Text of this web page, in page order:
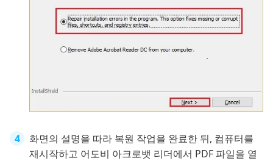
화면의 설명을 따라 복원 작업을 완료한 뒤, 컴퓨터를
재시작하고 어도비 아크로뱃 리더에서 PDF 파일을 열